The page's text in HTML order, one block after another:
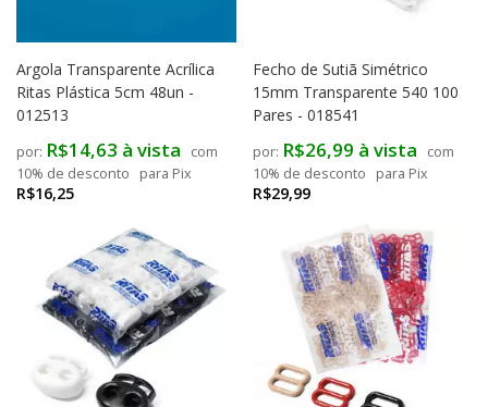
Argola Transparente Acrílica
Ritas Plástica 5cm 48un -
012513
R$16,25
R$14,63 à vista
com
10% de desconto
para Pix
Fecho de Sutiã Simétrico
15mm Transparente 540 100
Pares - 018541
R$29,99
R$26,99 à vista
com
10% de desconto
para Pix